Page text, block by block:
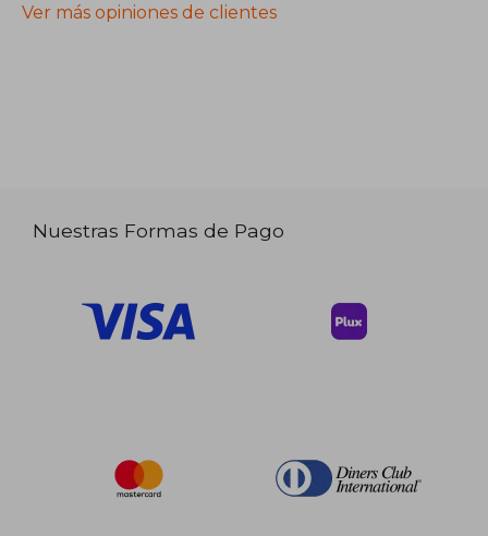
Ver más opiniones de clientes
Nuestras Formas de Pago